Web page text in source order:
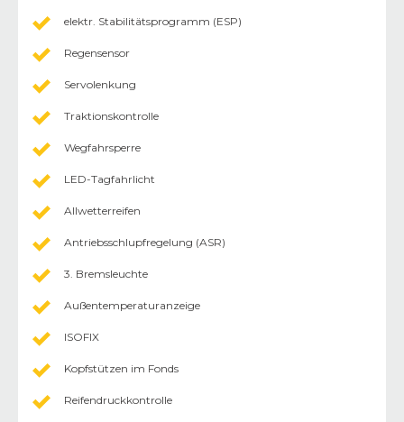
elektr. Stabilitätsprogramm (ESP)
Regensensor
Servolenkung
Traktionskontrolle
Wegfahrsperre
LED-Tagfahrlicht
Allwetterreifen
Antriebsschlupfregelung (ASR)
3. Bremsleuchte
Außentemperaturanzeige
ISOFIX
Kopfstützen im Fonds
Reifendruckkontrolle